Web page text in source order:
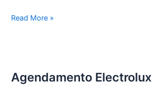
Assistência
Mazzei
Read More »
Agendamento Electrolux